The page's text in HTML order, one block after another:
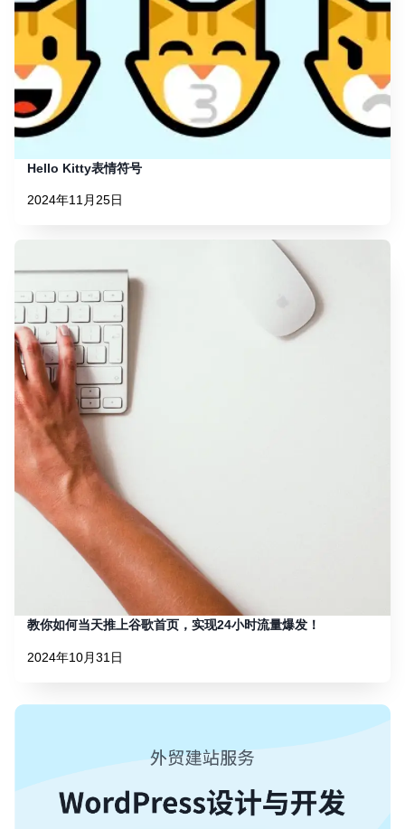
Hello Kitty表情符号
2024年11月25日
教你如何当天推上谷歌首页，实现24小时流量爆发！
2024年10月31日